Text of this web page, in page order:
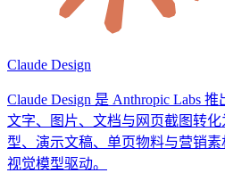
Claude Design
Claude Design 是 Anthropic Labs
文字、图片、文档与网页截图转
型、演示文稿、单页物料与营销素
视觉模型驱动。